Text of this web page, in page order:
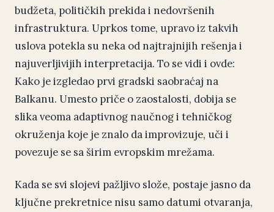
budžeta, političkih prekida i nedovršenih
infrastruktura. Uprkos tome, upravo iz takvih
uslova potekla su neka od najtrajnijih rešenja i
najuverljivijih interpretacija. To se vidi i ovde:
Kako je izgledao prvi gradski saobraćaj na
Balkanu. Umesto priče o zaostalosti, dobija se
slika veoma adaptivnog naučnog i tehničkog
okruženja koje je znalo da improvizuje, uči i
povezuje se sa širim evropskim mrežama.
Kada se svi slojevi pažljivo slože, postaje jasno da
ključne prekretnice nisu samo datumi otvaranja,